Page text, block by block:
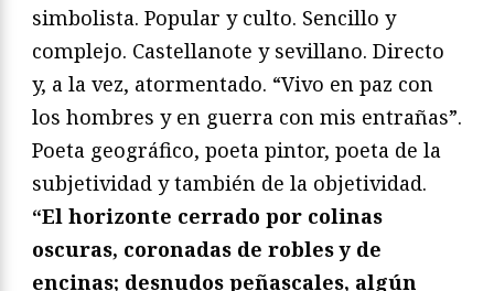
simbolista. Popular y culto. Sencillo y
complejo. Castellanote y sevillano. Directo
y, a la vez, atormentado. “Vivo en paz con
los hombres y en guerra con mis entrañas”.
Poeta geográfico, poeta pintor, poeta de la
subjetividad y también de la objetividad.
“El horizonte cerrado por colinas
oscuras, coronadas de robles y de
encinas; desnudos peñascales, algún